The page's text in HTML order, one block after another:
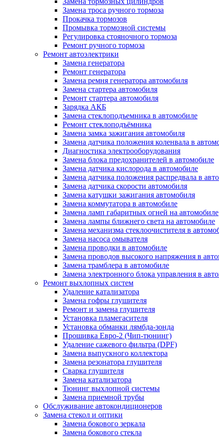
Замена троса ручного тормоза
Прокачка тормозов
Промывка тормозной системы
Регулировка стояночного тормоза
Ремонт ручного тормоза
Ремонт автоэлектрики
Замена генератора
Ремонт генератора
Замена ремня генератора автомобиля
Замена стартера автомобиля
Ремонт стартера автомобиля
Зарядка АКБ
Замена стеклоподъемника в автомобиле
Ремонт стеклоподъёмника
Замена замка зажигания автомобиля
Замена датчика положения коленвала в
Диагностика электрооборудования
Замена блока предохранителей в автомобиле
Замена датчика кислорода в автомобиле
Замена датчика положения распредвала в
Замена датчика скорости автомобиля
Замена катушки зажигания автомобиля
Замена коммутатора в автомобиле
Замена ламп габаритных огней на автомобиле
Замена лампы ближнего света на автомобиле
Замена механизма стеклоочистителя в
Замена насоса омывателя
Замена проводки в автомобиле
Замена проводов высокого напряжения в
Замена трамблера в автомобиле
Замена электронного блока управления в
Ремонт выхлопных систем
Удаление катализатора
Замена гофры глушителя
Ремонт и замена глушителя
Установка пламегасителя
Установка обманки лямбда-зонда
Прошивка Евро-2 (Чип-тюнинг)
Удаление сажевого фильтра (DPF)
Замена выпускного коллектора
Замена резонатора глушителя
Сварка глушителя
Замена катализатора
Тюнинг выхлопной системы
Замена приемной трубы
Обслуживание автокондиционеров
Замена стекол и оптики
Замена бокового зеркала
Замена бокового стекла